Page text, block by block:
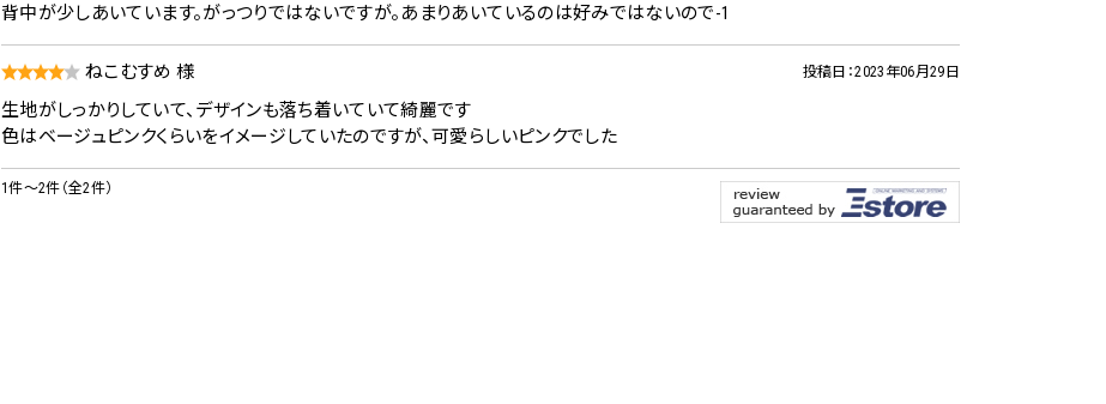
背中が少しあいています。がっつりではないですが。あまりあいているのは好みではないので-1
ねこむすめ 様 投稿日：2023年06月29日
生地がしっかりしていて、デザインも落ち着いていて綺麗です
色はベージュピンクくらいをイメージしていたのですが、可愛らしいピンクでした
1件～2件（全2件）